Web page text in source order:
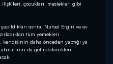
ilişkileri, çocukları, meslekleri gibi
sonra, Nursel Ergin ve ev
tüm yemekleri
daha önceden yaptığı ya
da getirebilecekleri